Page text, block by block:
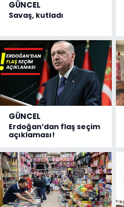
GÜNCEL
Savaş, kutladı
GÜNCEL
Erdoğan’dan flaş seçim
açıklaması!